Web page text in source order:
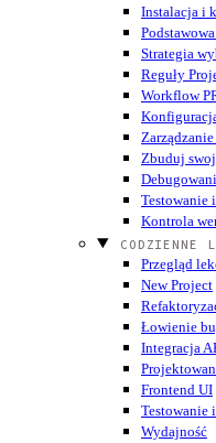
Instalacja i
Strategia
Reguły
Workflow
Zbuduj
Testowanie
Kontrola
CODZIENNE
Przegląd
New Project
Łowienie
Integracja
Frontend UI
Testowanie
Wydajność